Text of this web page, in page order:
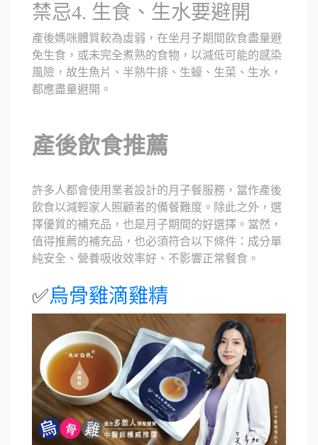
禁忌4. 生食、生水要避開
產後媽咪體質較為虛弱，在坐月子期間飲食盡量避
免生食，或未完全煮熟的食物，以減低可能的感染
風險，故生魚片、半熟牛排、生蠔、生菜、生水，
都應盡量避開。
產後飲食推薦
許多人都會使用業者設計的月子餐服務，當作產後
飲食以減輕家人照顧者的備餐難度。除此之外，選
擇優質的補充品，也是月子期間的好選擇。當然，
值得推薦的補充品，也必須符合以下條件：成分單
純安全、營養吸收效率好、不影響正常餐食。
✅烏骨雞滴雞精